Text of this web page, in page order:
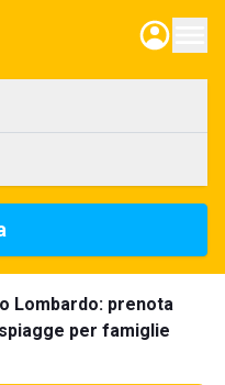
Lombardo: prenota
per famiglie